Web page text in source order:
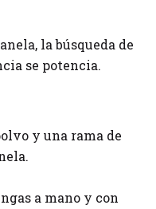
la búsqueda de
se potencia.
y una rama de
a mano y con